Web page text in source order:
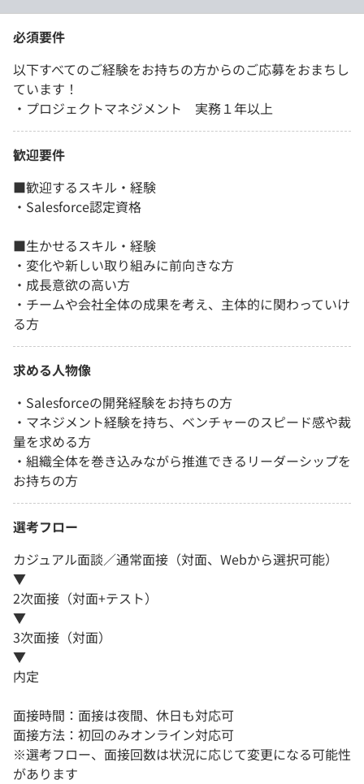
必須要件
以下すべてのご経験をお持ちの方からのご応募をおまちし
ています！
・プロジェクトマネジメント 実務１年以上
歓迎要件
■歓迎するスキル・経験
・Salesforce認定資格
■生かせるスキル・経験
・変化や新しい取り組みに前向きな方
・成長意欲の高い方
・チームや会社全体の成果を考え、主体的に関わっていけ
る方
求める人物像
・Salesforceの開発経験をお持ちの方
・マネジメント経験を持ち、ベンチャーのスピード感や裁
量を求める方
・組織全体を巻き込みながら推進できるリーダーシップを
お持ちの方
選考フロー
カジュアル面談／通常面接（対面、Webから選択可能）
▼
2次面接（対面+テスト）
▼
3次面接（対面）
▼
内定
面接時間：面接は夜間、休日も対応可
面接方法：初回のみオンライン対応可
※選考フロー、面接回数は状況に応じて変更になる可能性
があります